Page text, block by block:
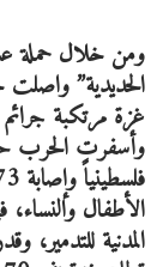
ومن خلال حملة
الحديدية”
غزة مرتكبة
المدنية للتدمير،